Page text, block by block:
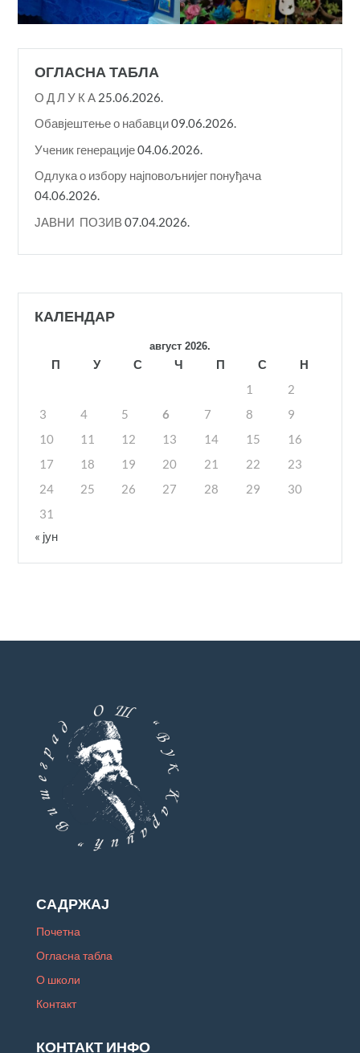
ОГЛАСНА ТАБЛА
О Д Л У К A 25.06.2026.
Обавјештење о набавци09.06.2026.
Ученик генерације04.06.2026.
Одлука о избору најповољнијег понуђача
04.06.2026.
ЈАВНИ ПОЗИВ 07.04.2026.
КАЛЕНДАР
август 2026.
П У С Ч П С
Н
1
2
3
4 5 6 7 8
9
10
11 12 13 14 15
16
17
18 19 20 21 22
23
24
25 26 27 28 29
30
31
« јун
САДРЖАЈ
Почетна
Огласна табла
О школи
Контакт
КОНТАКТ ИНФО